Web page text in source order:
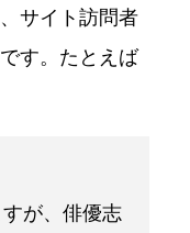
サイト訪問者
す。たとえば
が、俳優志